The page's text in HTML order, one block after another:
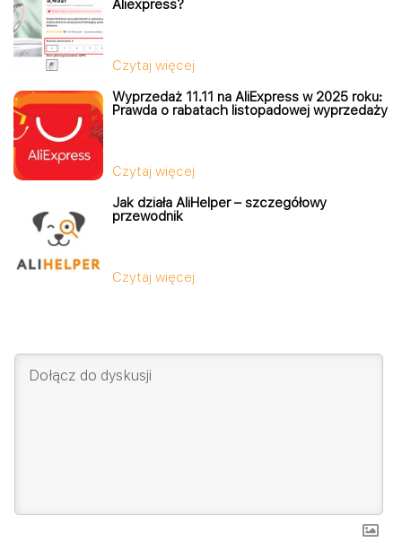
Aliexpress?
Czytaj więcej
Wyprzedaż 11.11 na AliExpress w 2025 roku:
Prawda o rabatach listopadowej wyprzedaży
Czytaj więcej
Jak działa AliHelper – szczegółowy
przewodnik
Czytaj więcej